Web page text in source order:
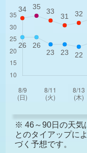
※ 46～90日の天気
とのタイアップに
づく予想です。